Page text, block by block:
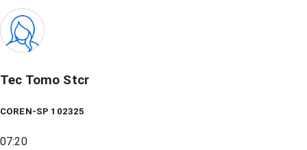
Tec Tomo Stcr
COREN-SP 102325
07:20